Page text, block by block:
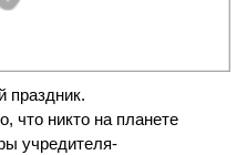
что никто на планете
учредителя-